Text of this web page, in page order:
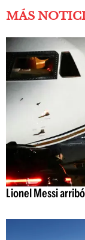
MÁS
Lionel Messi